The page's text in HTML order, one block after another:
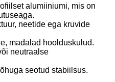
alumiiniumi, mis on
neetide ega kruvide
madalad hoolduskulud.
neutraalse
seotud stabiilsus.